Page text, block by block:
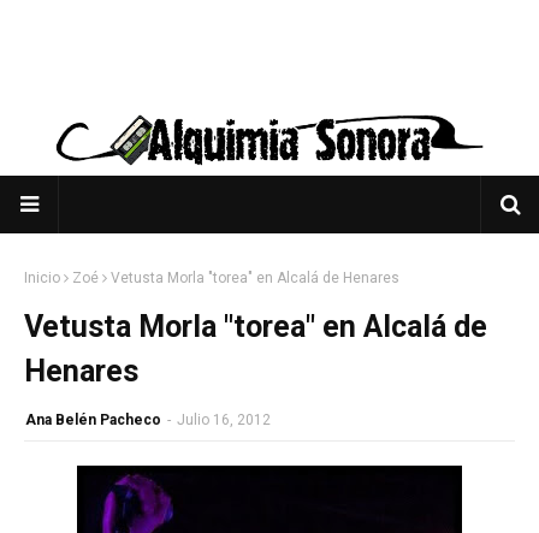
Inicio Zoé Vetusta Morla "torea" en Alcalá de Henares
Vetusta Morla "torea" en Alcalá de
Henares
Ana Belén Pacheco - Julio 16, 2012